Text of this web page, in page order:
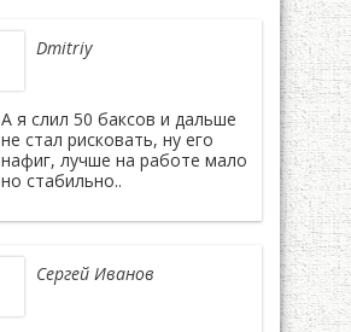
Dmitriy
А я слил 50 баксов и дальше
не стал рисковать, ну его
нафиг, лучше на работе мало
но стабильно..
Сергей Иванов